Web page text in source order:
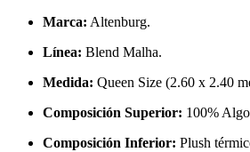
Marca: Altenburg.
Línea: Blend Malha.
Medida: Queen Size (2.60 x 2.40
Composición Superior: 100%
Composición Inferior: Plush